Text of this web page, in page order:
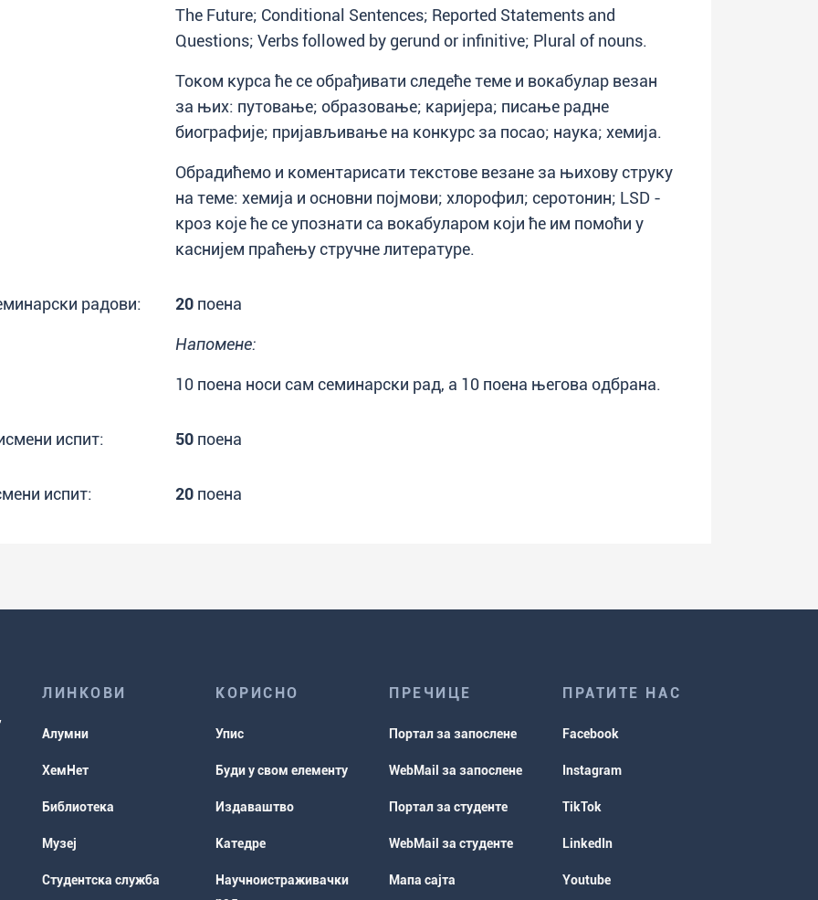
The Future; Conditional Sentences; Reported Statements and
Questions; Verbs followed by gerund or infinitive; Plural of nouns.
Током курса ће се обрађивати следеће теме и вокабулар везан
за њих: путовање; образовање; каријера; писање радне
биографије; пријављивање на конкурс за посао; наука; хемија.
Обрадићемо и коментарисати текстове везане за њихову струку
на теме: хемија и основни појмови; хлорофил; серотонин; LSD -
кроз које ће се упознати са вокабуларом који ће им помоћи у
каснијем праћењу стручне литературе.
радови: 20 поена
Напомене:
10 поена носи сам семинарски рад, а 10 поена његова одбрана.
испит: 50 поена
испит: 20 поена
ЛИНКОВИ
Алумни
ХемНет
Библиотека
Музеј
Студентска служба
КОРИСНО
Упис
Буди у свом елементу
Издаваштво
Катедре
Научноистраживачки
ПРЕЧИЦЕ
Портал за запослене
WebMail за запослене
Портал за студенте
WebMail за студенте
Мапа сајта
ПРАТИТЕ НАС
Facebook
Instagram
TikTok
LinkedIn
Youtube